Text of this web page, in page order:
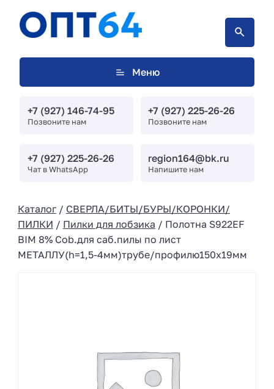
Меню
+7 (927) 146-74-95
Позвоните нам
+7 (927) 225-26-26
Позвоните нам
+7 (927) 225-26-26
Чат в WhatsApp
region164@bk.ru
Напишите нам
Каталог/ СВЕРЛА/БИТЫ/БУРЫ/КОРОНКИ/
ПИЛКИ / Пилки для лобзика / Полотна S922EF
BIM 8% Cob.для саб.пилы по лист
МЕТАЛЛУ(h=1,5-4мм)трубе/профилю150х19мм